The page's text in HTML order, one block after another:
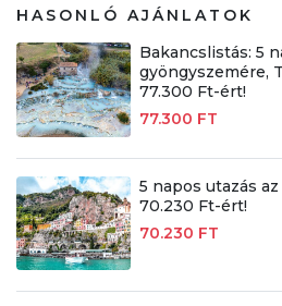
HASONLÓ AJÁNLATOK
Bakancslistás: 5
gyöngyszemére,
77.300 Ft-ért!
77.300 FT
5 napos utazás
70.230 Ft-ért!
70.230 FT